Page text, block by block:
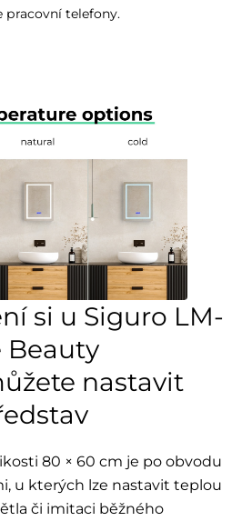
pracovní telefony.
si u Siguro LM-
Beauty
nastavit
80 × 60 cm je po obvodu
u kterých lze nastavit teplou
či imitaci běžného